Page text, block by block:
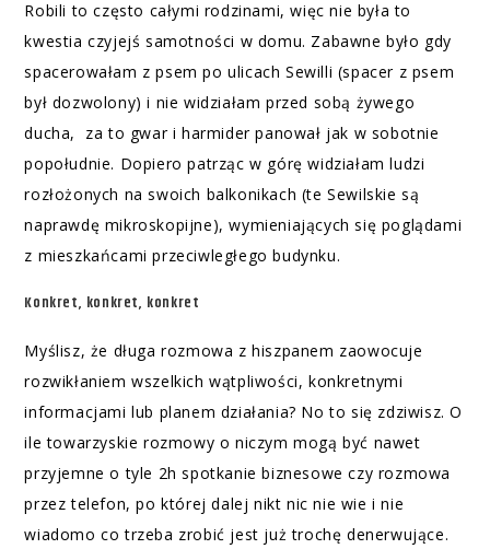
Robili to często całymi rodzinami, więc nie była to
kwestia czyjejś samotności w domu. Zabawne było gdy
spacerowałam z psem po ulicach Sewilli (spacer z psem
był dozwolony) i nie widziałam przed sobą żywego
ducha, za to gwar i harmider panował jak w sobotnie
popołudnie. Dopiero patrząc w górę widziałam ludzi
rozłożonych na swoich balkonikach (te Sewilskie są
naprawdę mikroskopijne), wymieniających się poglądami
z mieszkańcami przeciwległego budynku.
Konkret, konkret, konkret
Myślisz, że długa rozmowa z hiszpanem zaowocuje
rozwikłaniem wszelkich wątpliwości, konkretnymi
informacjami lub planem działania? No to się zdziwisz. O
ile towarzyskie rozmowy o niczym mogą być nawet
przyjemne o tyle 2h spotkanie biznesowe czy rozmowa
przez telefon, po której dalej nikt nic nie wie i nie
wiadomo co trzeba zrobić jest już trochę denerwujące.